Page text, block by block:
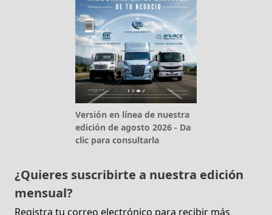
Versión en línea de nuestra
edición de agosto 2026 - Da
clic para consultarla
¿Quieres suscribirte a nuestra edición
mensual?
Registra tu correo electrónico para recibir más